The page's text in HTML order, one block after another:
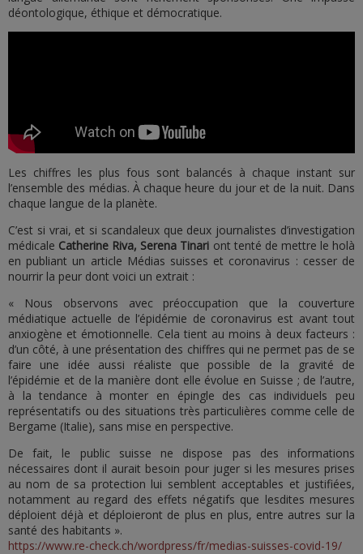
déontologique, éthique et démocratique.
Les chiffres les plus fous sont balancés à chaque instant sur
l’ensemble des médias. À chaque heure du jour et de la nuit. Dans
chaque langue de la planète.
C’est si vrai, et si scandaleux que deux journalistes d’investigation
médicale Catherine Riva, Serena Tinari ont tenté de mettre le holà
en publiant un article Médias suisses et coronavirus : cesser de
nourrir la peur dont voici un extrait :
« Nous observons avec préoccupation que la couverture
médiatique actuelle de l’épidémie de coronavirus est avant tout
anxiogène et émotionnelle. Cela tient au moins à deux facteurs :
d’un côté, à une présentation des chiffres qui ne permet pas de se
faire une idée aussi réaliste que possible de la gravité de
l’épidémie et de la manière dont elle évolue en Suisse ; de l’autre,
à la tendance à monter en épingle des cas individuels peu
représentatifs ou des situations très particulières comme celle de
Bergame (Italie), sans mise en perspective.
De fait, le public suisse ne dispose pas des informations
nécessaires dont il aurait besoin pour juger si les mesures prises
au nom de sa protection lui semblent acceptables et justifiées,
notamment au regard des effets négatifs que lesdites mesures
déploient déjà et déploieront de plus en plus, entre autres sur la
santé des habitants ».
https://www.re-check.ch/wordpress/fr/medias-suisses-covid-19/